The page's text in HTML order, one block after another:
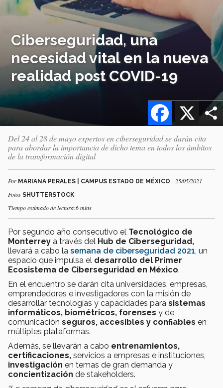
Ciberseguridad, una
necesidad vital en la nueva
realidad post COVID-19
X
Facebook
Del 24 al 28 de mayo expertos en ciberseguridad se darán cita
para abordar la importancia de dicho tema en todos los ámbitos
de la transformación digital
Por MARIANA PERALES | CAMPUS ESTADO DE MÉXICO - 25/05/2021
Fotos SHUTTERSTOCK
Tiempo estimado de lectura:6 mins
Por segundo año consecutivo el Tecnológico de
Monterrey a través del Hub de Ciberseguridad,
llevará a cabo la semana de ciberseguridad 2021 , un
espacio que impulsa el desarrollo del Primer
Ecosistema de Ciberseguridad en México.
En el encuentro se darán cita universidades, empresas,
emprendedores e investigadores con la misión de
desarrollar tecnologías y capacidades para sistemas
informáticos, biométricos, forenses y de
comunicación seguros, accesibles y confiables en
múltiples plataformas.
Además, se llevarán a cabo entrenamientos,
certificaciones, servicios a empresas e instituciones,
investigación en temas de gran demanda y
concientización de stakeholders.